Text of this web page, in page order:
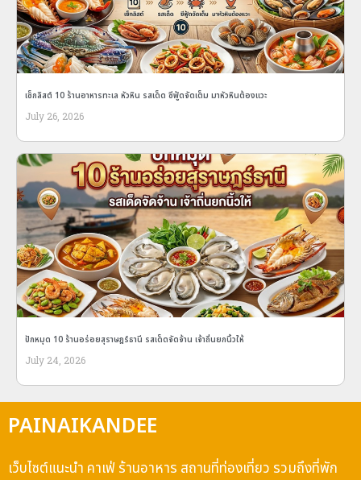
เช็กลิสต์ 10 ร้านอาหารทะเล หัวหิน รสเด็ด ซีฟู้ดจัดเต็ม มาหัวหินต้องแวะ
July 26, 2026
ปักหมุด 10 ร้านอร่อยสุราษฎร์ธานี รสเด็ดจัดจ้าน เจ้าถิ่นยกนิ้วให้
July 24, 2026
PAINAIKANDEE
เว็บไซต์แนะนำ คาเฟ่ ร้านอาหาร สถานที่ท่องเที่ยว รวมถึงที่พัก